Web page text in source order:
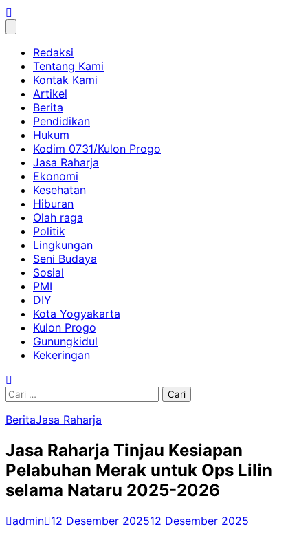
Skip
to
Redaksi
Tentang Kami
Kontak Kami
Artikel
Berita
Pendidikan
Hukum
Kodim 0731/Kulon Progo
Jasa Raharja
Ekonomi
Kesehatan
Hiburan
Olah raga
Politik
Lingkungan
Seni Budaya
Sosial
PMI
DIY
Kota Yogyakarta
Kulon Progo
Gunungkidul
Kekeringan
Cari
BeritaJasa Raharja
Jasa Raharja Tinjau Kesiapan
Pelabuhan Merak untuk Ops Lilin
selama Nataru 2025-2026
admin 12 Desember 202512 Desember 2025